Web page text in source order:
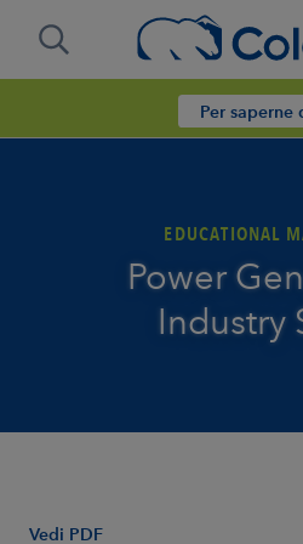
Per saperne
EDUCATIONAL
Power
Industry
Vedi PDF